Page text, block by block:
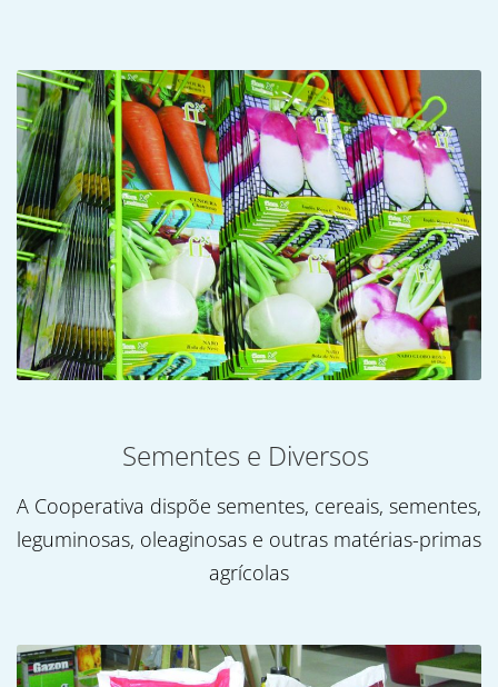
Sementes e Diversos
A Cooperativa dispõe sementes, cereais, sementes,
leguminosas, oleaginosas e outras matérias-primas
agrícolas